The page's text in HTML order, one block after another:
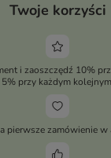
Twoje korzyści
i zaoszczędź 10%
5% przy każdym
pierwsze zamówienie w